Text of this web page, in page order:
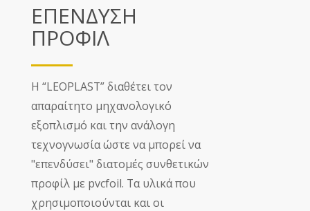
ΕΠΕΝΔΥΣΗ
ΠΡΟΦΙΛ
Η “LEOPLAST” διαθέτει τον
απαραίτητο μηχανολογικό
εξοπλισμό και την ανάλογη
τεχνογνωσία ώστε να μπορεί να
"επενδύσει" διατομές συνθετικών
προφίλ με pvcfoil. Τα υλικά που
χρησιμοποιούνται και οι